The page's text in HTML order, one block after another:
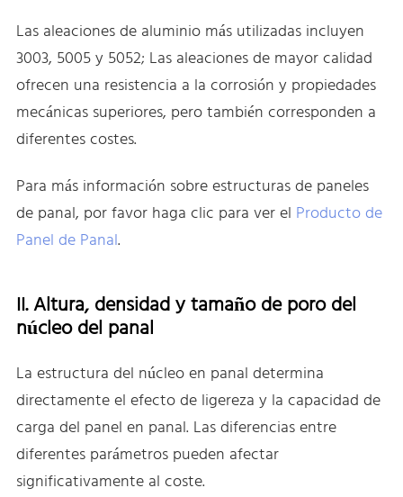
Las aleaciones de aluminio más utilizadas incluyen
3003, 5005 y 5052; Las aleaciones de mayor calidad
ofrecen una resistencia a la corrosión y propiedades
mecánicas superiores, pero también corresponden a
diferentes costes.
Para más información sobre estructuras de paneles
de panal, por favor haga clic para ver el Producto de
Panel de Panal.
II. Altura, densidad y tamaño de poro del
núcleo del panal
La estructura del núcleo en panal determina
directamente el efecto de ligereza y la capacidad de
carga del panel en panal. Las diferencias entre
diferentes parámetros pueden afectar
significativamente al coste.